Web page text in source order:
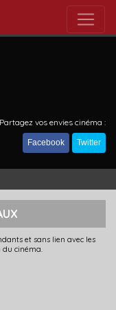
Partagez vos envies cinéma :
Facebook Twitter
et sans lien avec les
du cinéma.